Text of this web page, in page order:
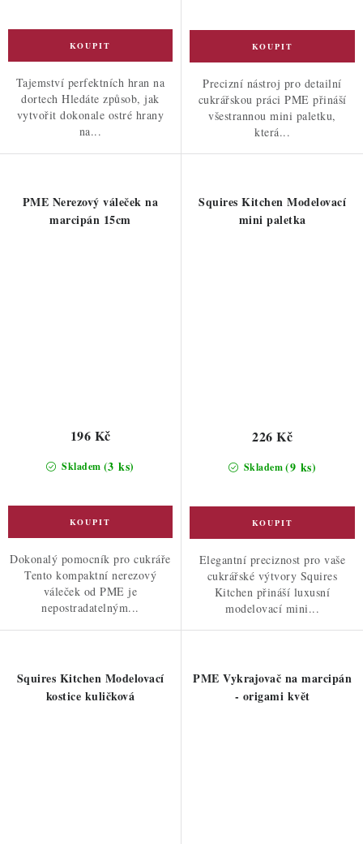
Tajemství perfektních hran na
dortech Hledáte způsob, jak
vytvořit dokonale ostré hrany
na...
Precizní nástroj pro detailní
cukrářskou práci PME přináší
všestrannou mini paletku,
která...
PME Nerezový váleček na
marcipán 15cm
Skladem (3 ks)
196 Kč
Dokonalý pomocník pro cukráře
Tento kompaktní nerezový
váleček od PME je
nepostradatelným...
Squires Kitchen Modelovací
mini paletka
Skladem(9 ks)
226 Kč
Elegantní preciznost pro vaše
cukrářské výtvory Squires
Kitchen přináší luxusní
modelovací mini...
Squires Kitchen Modelovací
kostice kuličková
PME Vykrajovač na marcipán
- origami květ